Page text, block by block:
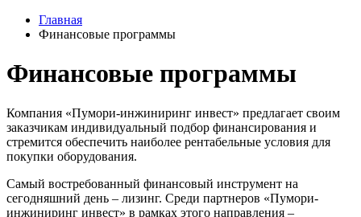
Главная
Финансовые программы
Финансовые программы
Компания «Пумори-инжиниринг инвест» предлагает своим
заказчикам индивидуальный подбор финансирования и
стремится обеспечить наиболее рентабельные условия для
покупки оборудования.
Самый востребованный финансовый инструмент на
сегодняшний день – лизинг. Среди партнеров «Пумори-
инжиниринг инвест» в рамках этого направления –